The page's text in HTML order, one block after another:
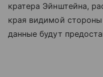
кратера Эйнштейна,
края видимой
данные будут